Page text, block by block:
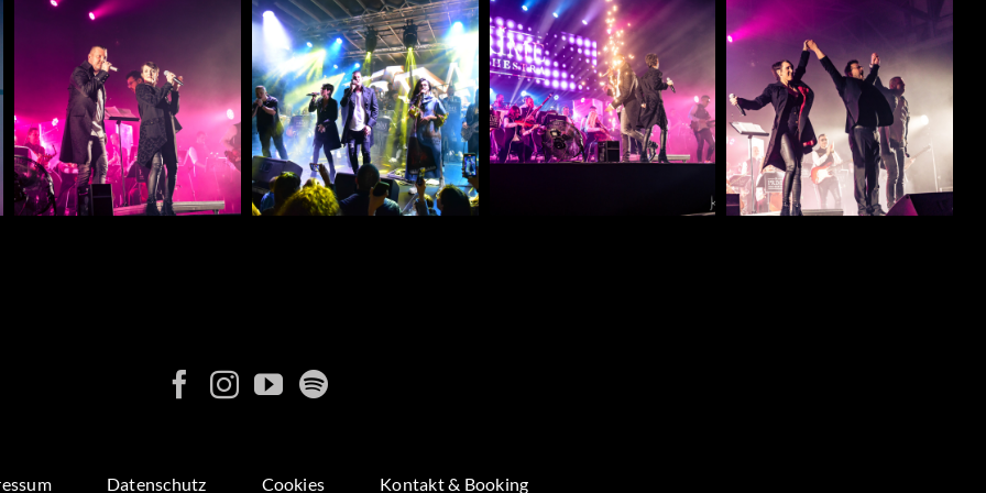
Datenschutz Cookies Kontakt & Booking